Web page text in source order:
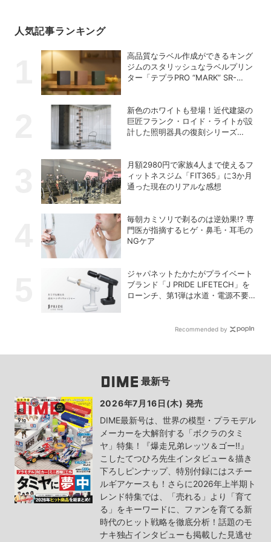
人気記事ランキング
高品質なラベル作成ができるキング
ジムのスタリッシュなラベルプリン
ター「テプラPRO “MARK” SR-
新色のホワイトも登場！近代建築の
巨匠フランク・ロイド・ライトが設
計した照明器具の復刻シリーズ
月額2980円で家族4人まで使えるフ
ィットネスジム「FIT365」に3か月
通った現在のリアルな感想
毎朝カミソリで剃るのは逆効果!? 専
門医が指摘するヒゲ・鼻毛・耳毛の
NGケア
ジャパネットたかたがプライベート
ブランド「J PRIDE LIFETECH」を
ローンチ、第1弾は水道・電源不要
Recommended by
最新号
2026年7月16日(木) 発売
DIME最新号は、世界の模型・プラモデル
メーカーを大解剖する「ボクラのタミ
ヤ」特集！『爆走兄弟レッツ＆ゴー!!』
こしたてつひろ先生インタビュー＆描き
下ろしピンナップ、特別付録にはスチー
ルギアケースも！さらに2026年上半期ト
レンド特集では、「売れる」より「育て
る」をキーワードに、ファンを育てる新
時代のヒット戦略を徹底分析！話題のモ
ナキ独占インタビューも掲載した見逃せ